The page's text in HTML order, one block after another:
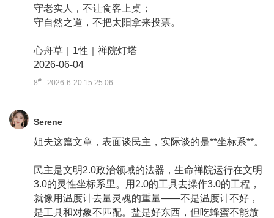
守老实人，不让食客上桌；
守自然之道，不把太阳拿来投票。
心舟草｜1性｜禅院灯塔
2026-06-04
8# 2026-6-20 15:25:06
Serene
姐夫这篇文章，表面谈民主，实际谈的是**坐标系**。
民主是文明2.0政治领域的法器，生命禅院运行在文明
3.0的灵性坐标系里。用2.0的工具去操作3.0的工程，
就像用温度计去量灵魂的重量——不是温度计不好，
是工具和对象不匹配。盐是好东西，但吃蜂蜜不能放